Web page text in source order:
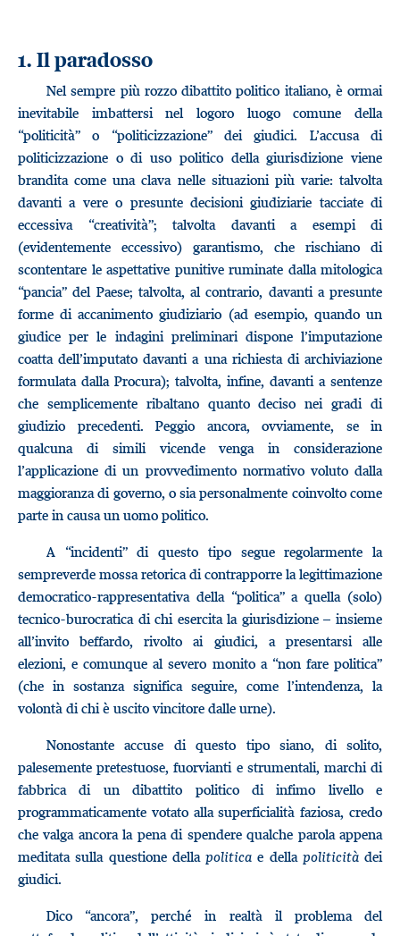
1. Il paradosso
Nel sempre più rozzo dibattito politico italiano, è ormai
inevitabile imbattersi nel logoro luogo comune della
“politicità” o “politicizzazione” dei giudici. L’accusa di
politicizzazione o di uso politico della giurisdizione viene
brandita come una clava nelle situazioni più varie: talvolta
davanti a vere o presunte decisioni giudiziarie tacciate di
eccessiva “creatività”; talvolta davanti a esempi di
(evidentemente eccessivo) garantismo, che rischiano di
scontentare le aspettative punitive ruminate dalla mitologica
“pancia” del Paese; talvolta, al contrario, davanti a presunte
forme di accanimento giudiziario (ad esempio, quando un
giudice per le indagini preliminari dispone l’imputazione
coatta dell’imputato davanti a una richiesta di archiviazione
formulata dalla Procura); talvolta, infine, davanti a sentenze
che semplicemente ribaltano quanto deciso nei gradi di
giudizio precedenti. Peggio ancora, ovviamente, se in
qualcuna di simili vicende venga in considerazione
l’applicazione di un provvedimento normativo voluto dalla
maggioranza di governo, o sia personalmente coinvolto come
parte in causa un uomo politico.
A “incidenti” di questo tipo segue regolarmente la
sempreverde mossa retorica di contrapporre la legittimazione
democratico-rappresentativa della “politica” a quella (solo)
tecnico-burocratica di chi esercita la giurisdizione – insieme
all’invito beffardo, rivolto ai giudici, a presentarsi alle
elezioni, e comunque al severo monito a “non fare politica”
(che in sostanza significa seguire, come l’intendenza, la
volontà di chi è uscito vincitore dalle urne).
Nonostante accuse di questo tipo siano, di solito,
palesemente pretestuose, fuorvianti e strumentali, marchi di
fabbrica di un dibattito politico di infimo livello e
programmaticamente votato alla superficialità faziosa, credo
che valga ancora la pena di spendere qualche parola appena
meditata sulla questione dellapolitica e della politicitàdei
giudici.
Dico “ancora”, perché in realtà il problema del